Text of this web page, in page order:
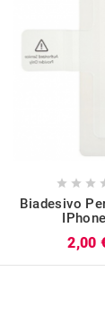
  
Biadesivo
2,00